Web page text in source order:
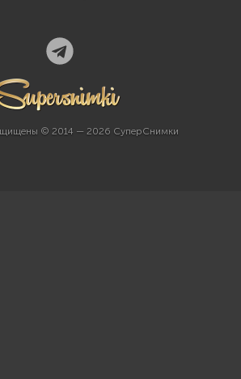
© 2014 — 2026 СуперСнимки